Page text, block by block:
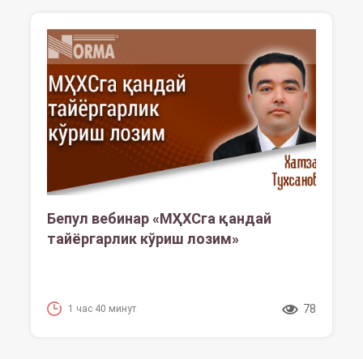
Бепул вебинар «МҲХСга қандай
тайёргарлик кўриш лозим»
1 час 40 минут 78